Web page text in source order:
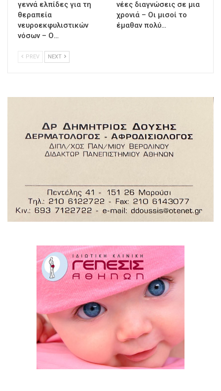
γεννά ελπίδες για τη
θεραπεία
νευροεκφυλιστικών
νόσων – Ο…
νέες διαγνώσεις σε μια
χρονιά – Οι μισοί το
έμαθαν πολύ…
PREV NEXT